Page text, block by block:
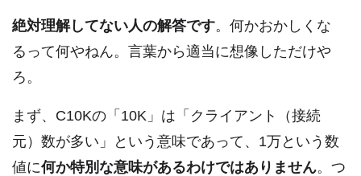
絶対理解してない人の解答です。何かおかしくな
るって何やねん。言葉から適当に想像しただけや
ろ。
まず、C10Kの「10K」は「クライアント（接続
元）数が多い」という意味であって、1万という数
値に何か特別な意味があるわけではありません。つ